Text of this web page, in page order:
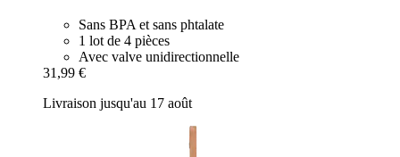
Sans BPA et sans phtalate
1 lot de 4 pièces
Avec valve unidirectionnelle
31,99 €
Livraison jusqu'au 17 août